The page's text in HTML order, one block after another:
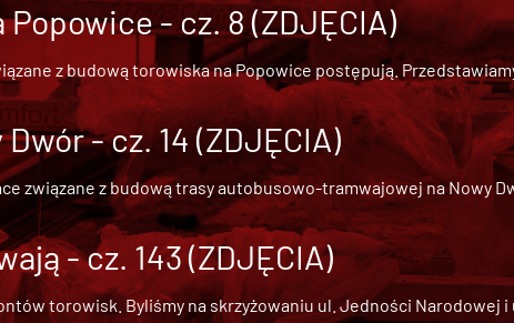
- cz. 8 (ZDJĘCIA)
z budową torowiska na Popowice postępują.
- cz. 14 (ZDJĘCIA)
związane zbudową trasy autobusowo-tramwajowej na Nowy
- cz. 143 (ZDJĘCIA)
torowisk. Byliśmy na skrzyżowaniu ul. Jedności Narodowej i